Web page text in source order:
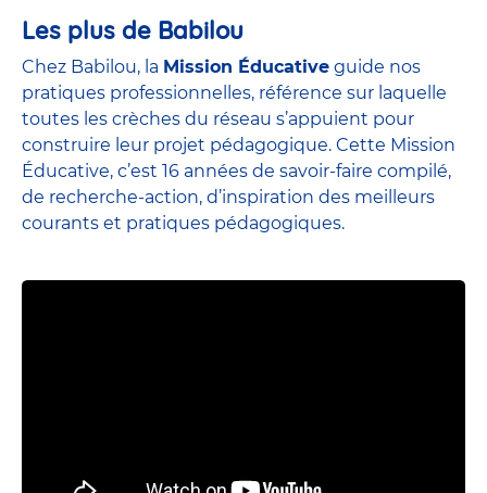
Les plus de Babilou
Chez Babilou, la Mission Éducative guide nos
pratiques professionnelles, référence sur laquelle
toutes les crèches du réseau s’appuient pour
construire leur projet pédagogique. Cette Mission
Éducative, c’est 16 années de savoir-faire compilé,
de recherche-action, d’inspiration des meilleurs
courants et pratiques pédagogiques.